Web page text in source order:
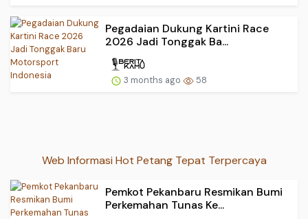
Pegadaian Dukung Kartini Race
2026 Jadi Tonggak Ba...
3 months ago 58
Web Informasi Hot Petang Tepat Terpercaya
Pemkot Pekanbaru Resmikan Bumi
Perkemahan Tunas Ke...